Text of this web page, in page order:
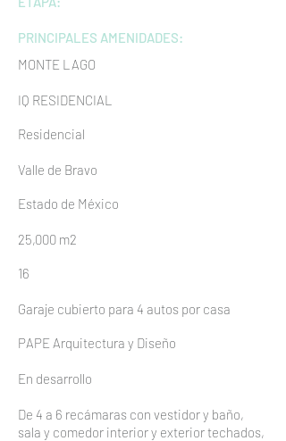
PRINCIPALES AMENIDADES:
MONTE LAGO
IQ RESIDENCIAL
Residencial
Valle de Bravo
Estado de México
25,000 m2
16
Garaje cubierto para 4 autos por casa
PAPE Arquitectura y Diseño
En desarrollo
De 4 a 6 recámaras con vestidor y baño,
sala y comedor interior y exterior techados,